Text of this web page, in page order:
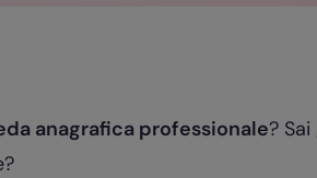
anagrafica professionale?